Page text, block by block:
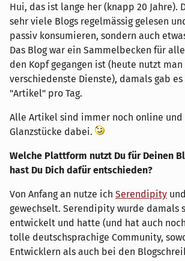
Hui, das ist lange her (knapp 20 Jahre).
sehr viele Blogs regelmässig gelesen
passiv konsumieren, sondern auch
Das Blog war ein Sammelbecken für
den Kopf gegangen ist (heute nutzt
verschiedenste Dienste), damals gab
"Artikel" pro Tag.
Alle Artikel sind immer noch online
Glanzstücke dabei.
Welche Plattform nutzt Du für Deinen
hast Du Dich dafür entschieden?
Von Anfang an nutze ich Serendipity
gewechselt. Serendipity wurde damals
entwickelt und hatte (und hat auch
tolle deutschsprachige Community,
Entwicklern als auch bei den